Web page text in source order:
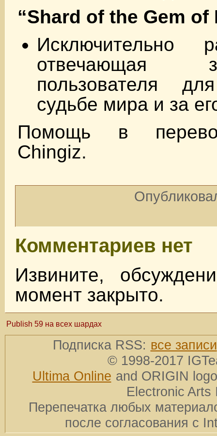
“Shard of the Gem
Исключительно
отвечающая
пользователя
судьбе мира и за
Помощь в
Chingiz.
Комментариев нет
Извините,
момент закрыто.
Publish 59 на всех шардах
Подписка RSS: все записи
© 1998-2017
Ultima Online and ORIGIN
Electronic Arts
Перепечатка любых
после согласования с